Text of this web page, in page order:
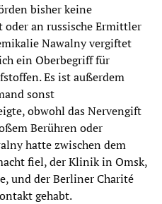
bisher keine
an russische Ermittler
Nawalny vergiftet
ein Oberbegriff für
Es ist außerdem
sonst
obwohl das Nervengift
Berühren oder
hatte zwischen dem
fiel, der Klinik in Omsk,
und der Berliner Charité
gehabt.